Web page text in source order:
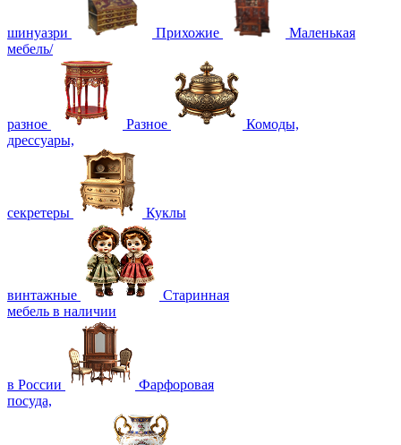
шинуазри Прихожие
Маленькая
мебель/
разное Разное
Комоды,
дрессуары,
секретеры Куклы
винтажные
Старинная
мебель в наличии
в России
Фарфоровая
посуда,